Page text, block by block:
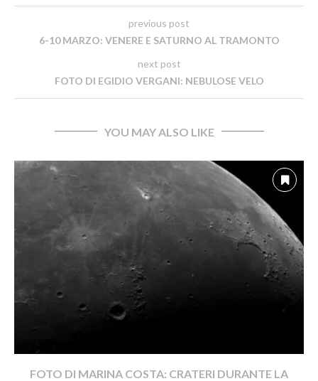
previous post
6-10 MARZO: VENERE E SATURNO AL TRAMONTO
next post
FOTO DI EGIDIO VERGANI: NEBULOSE VELO
YOU MAY ALSO LIKE
FOTO DI MARINA COSTA: CRATERI DURANTE LA